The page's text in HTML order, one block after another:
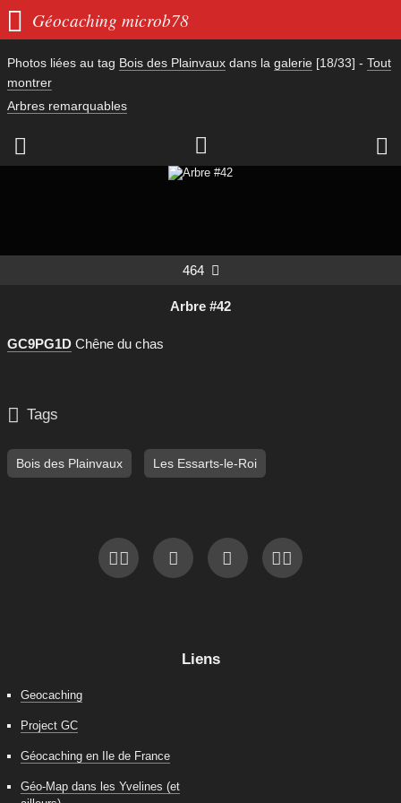
 Géocaching microb78
Photos liées au tag Bois des Plainvaux dans la galerie [18/33] - Tout
montrer
Arbres remarquables
  
464 
Arbre #42
GC9PG1D Chêne du chas
 Tags
Bois des Plainvaux Les Essarts-le-Roi
Liens
Geocaching
Project GC
Géocaching en Ile de France
Géo-Map dans les Yvelines (et